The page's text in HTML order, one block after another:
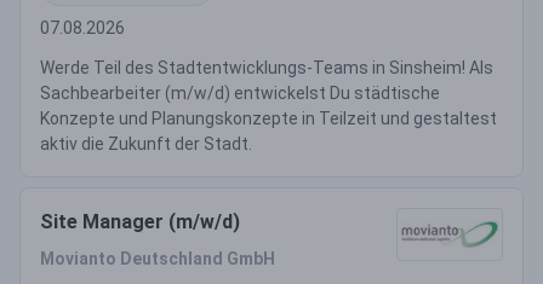
07.08.2026
Werde Teil des Stadtentwicklungs-Teams in Sinsheim! Als
Sachbearbeiter (m/w/d) entwickelst Du städtische
Konzepte und Planungskonzepte in Teilzeit und gestaltest
aktiv die Zukunft der Stadt.
Site Manager (m/w/d)
Movianto Deutschland GmbH